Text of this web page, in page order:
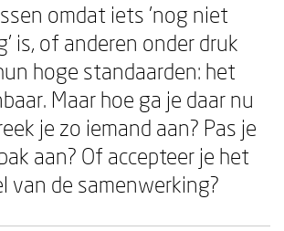
omdat iets 'nog niet
is, of anderen onder druk
hoge standaarden: het
Maar hoe ga je daar nu
je zo iemand aan? Pas je
aan? Of accepteer je het
van de samenwerking?